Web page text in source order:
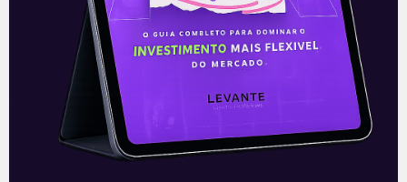
Leia mais
17/04/2019
E EU COM ISSO